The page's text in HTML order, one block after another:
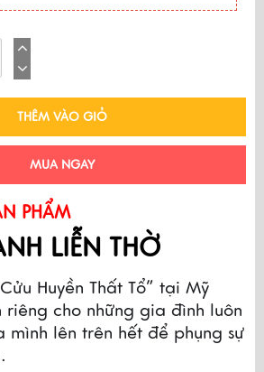
THÊM VÀO GIỎ
MUA NGAY
PHẨM
LIỄN THỜ
Huyền Thất Tổ” tại Mỹ
riêng cho những gia đình luôn
lên trên hết để phụng sự